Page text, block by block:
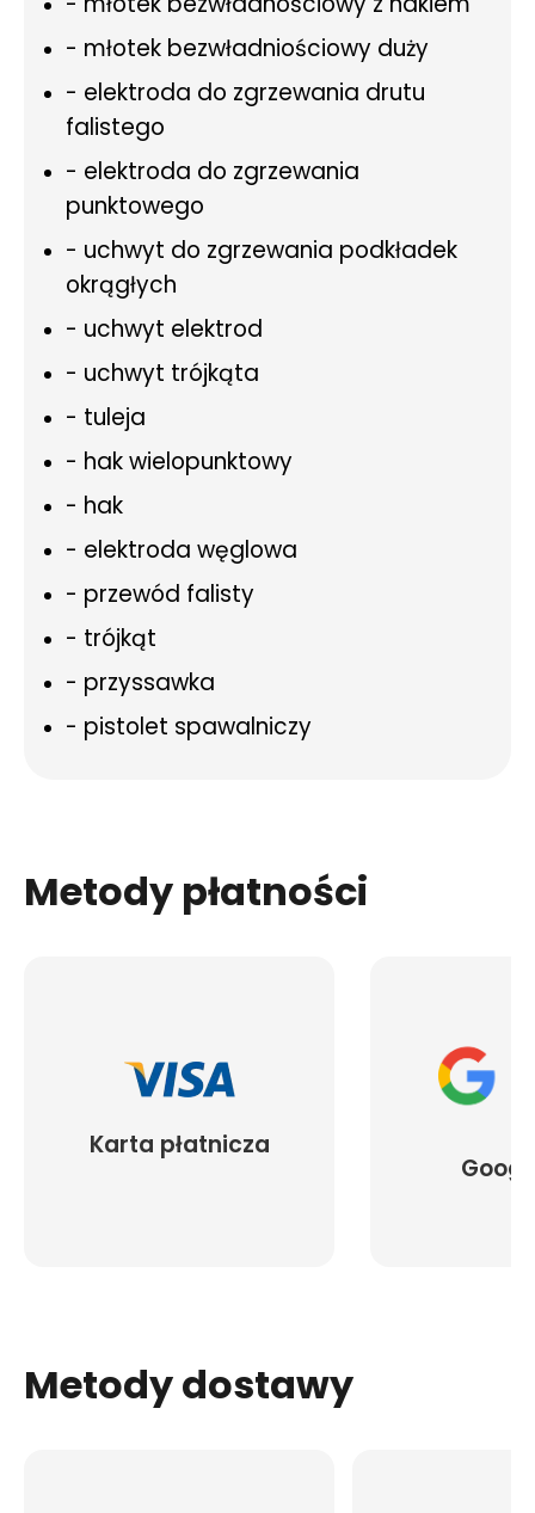
- młotek bezwładniościowy duży
- elektroda do zgrzewania drutu
falistego
- elektroda do zgrzewania
punktowego
- uchwyt do zgrzewania podkładek
okrągłych
- uchwyt elektrod
- uchwyt trójkąta
- tuleja
- hak wielopunktowy
- hak
- elektroda węglowa
- przewód falisty
- trójkąt
- przyssawka
- pistolet spawalniczy
Metody płatności
Karta płatnicza
Metody dostawy